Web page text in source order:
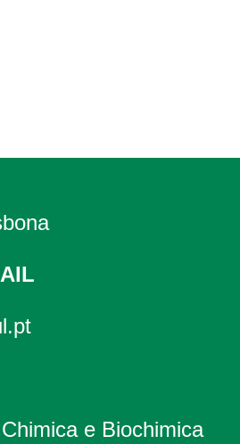
e Biochimica